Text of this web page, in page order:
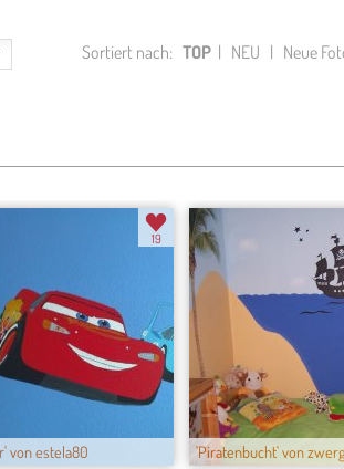
Sortiert nach: TOP | NEU | Neue
von estela80
19
'Piratenbucht' von